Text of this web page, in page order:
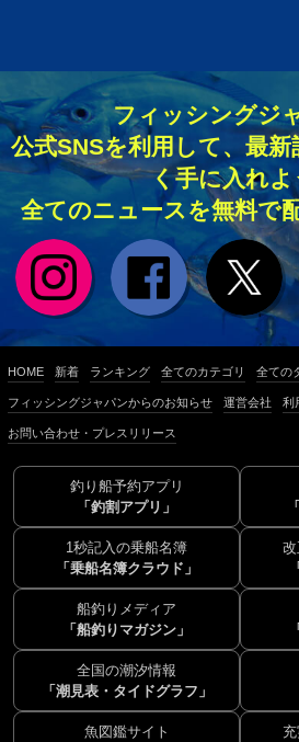
フィッシングジ
公式SNSを利用して、最
く手に入れよ
全てのニュースを無料で
HOME 新着 ランキング 全てのカテゴリ 全ての
フィッシングジャパンからのお知らせ 運営会社 利
お問い合わせ・プレスリリース
釣り船予約アプリ
「釣割アプリ」
1秒記入の乗船名簿
「乗船名簿クラウド」
船釣りメディア
「船釣りマガジン」
全国の潮汐情報
「潮見表・タイドグラフ」
魚図鑑サイト